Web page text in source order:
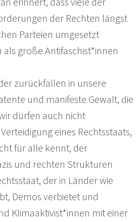
der Rechten längst
Parteien umgesetzt
als große Antifaschist*innen
zurückfallen in unsere
und manifeste Gewalt, die
dürfen auch nicht
eines Rechtsstaats,
für alle kennt, der
und rechten Strukturen
der in Länder wie
Demos verbietet und
Klimaaktivist*innen mit einer